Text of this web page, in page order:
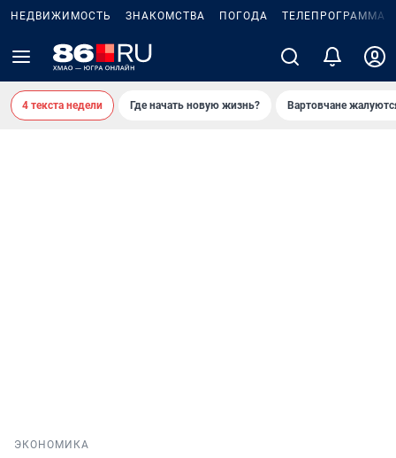
НЕДВИЖИМОСТЬ ЗНАКОМСТВА ПОГОДА ТЕЛЕПРОГРАММА
4 текста недели Где начать новую жизнь? Вартовчане
ЭКОНОМИКА